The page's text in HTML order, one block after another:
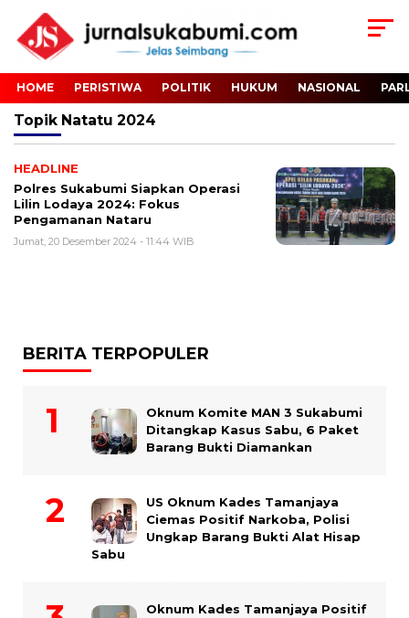
HOME PERISTIWA POLITIK HUKUM NASIONAL
Topik Natatu 2024
HEADLINE
Polres Sukabumi Siapkan Operasi
Lilin Lodaya 2024: Fokus
Pengamanan Nataru
Jumat, 20 Desember 2024 - 11:44 WIB
BERITA TERPOPULER
Oknum Komite MAN 3 Sukabumi
Ditangkap Kasus Sabu, 6 Paket
Barang Bukti Diamankan
US Oknum Kades Tamanjaya
Ciemas Positif Narkoba, Polisi
Ungkap Barang Bukti Alat Hisap
Sabu
Oknum Kades Tamanjaya Positif